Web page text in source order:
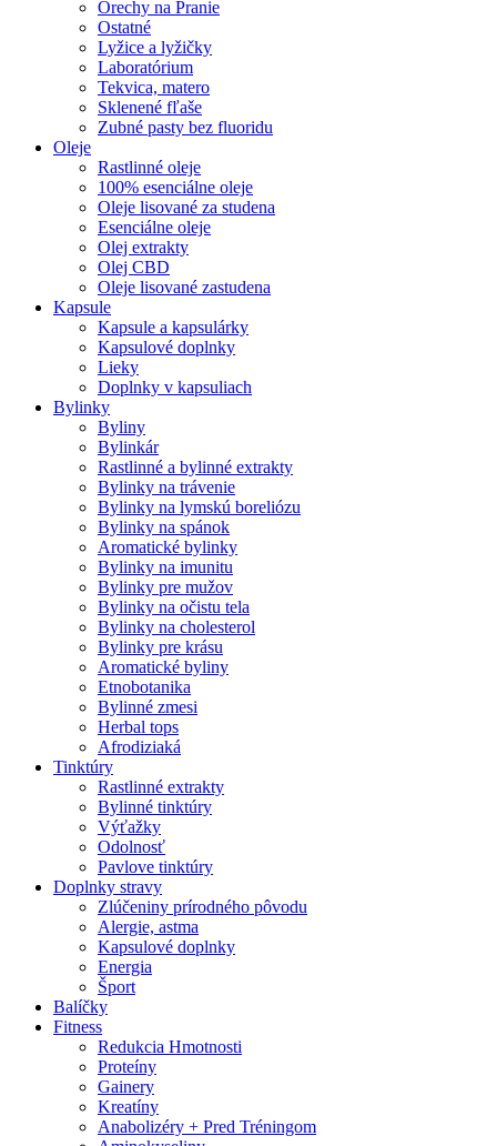
Orechy na Pranie
Ostatné
Lyžice a lyžičky
Laboratórium
Tekvica, matero
Sklenené fľaše
Zubné pasty bez fluoridu
Oleje
Rastlinné oleje
100% esenciálne oleje
Oleje lisované za studena
Esenciálne oleje
Olej extrakty
Olej CBD
Oleje lisované zastudena
Kapsule
Kapsule a kapsulárky
Kapsulové doplnky
Lieky
Doplnky v kapsuliach
Bylinky
Byliny
Bylinkár
Rastlinné a bylinné extrakty
Bylinky na trávenie
Bylinky na lymskú boreliózu
Bylinky na spánok
Aromatické bylinky
Bylinky na imunitu
Bylinky pre mužov
Bylinky na očistu tela
Bylinky na cholesterol
Bylinky pre krásu
Aromatické byliny
Etnobotanika
Bylinné zmesi
Herbal tops
Afrodiziaká
Tinktúry
Rastlinné extrakty
Bylinné tinktúry
Výťažky
Odolnosť
Pavlove tinktúry
Doplnky stravy
Zlúčeniny prírodného pôvodu
Alergie, astma
Kapsulové doplnky
Energia
Šport
Balíčky
Fitness
Redukcia Hmotnosti
Proteíny
Gainery
Kreatíny
Anabolizéry + Pred Tréningom